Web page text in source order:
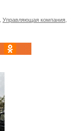
Управляющая компания